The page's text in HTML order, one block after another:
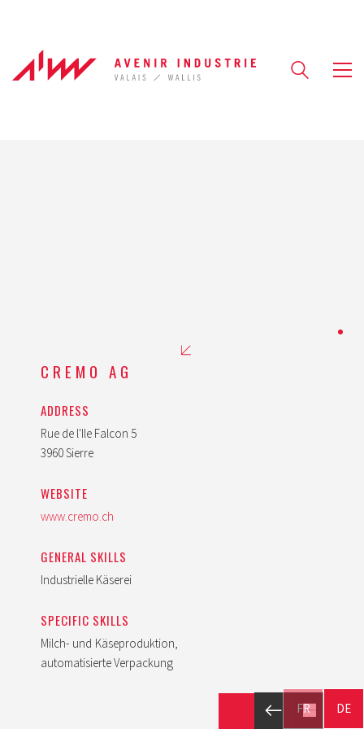
CREMO AG
ADDRESS
Rue de l'Ile Falcon 5
3960 Sierre
WEBSITE
www.cremo.ch
GENERAL SKILLS
Industrielle Käserei
SPECIFIC SKILLS
Milch- und Käseproduktion,
automatisierte Verpackung
FR DE